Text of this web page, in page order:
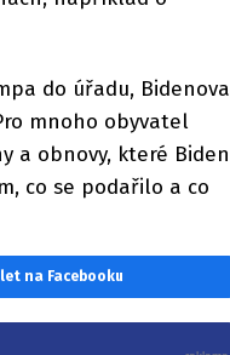
do úřadu, Bidenova
mnoho obyvatel
a obnovy, které Biden
co se podařilo a co
na Facebooku